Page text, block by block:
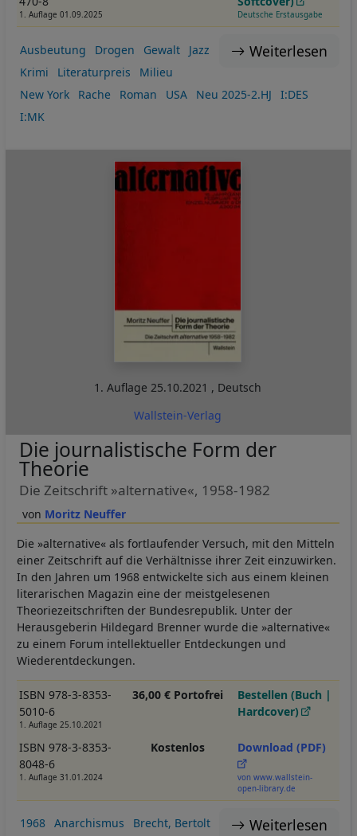
1. Auflage 01.09.2025 Deutsche Erstausgabe
Weiterlesen
Ausbeutung Drogen Gewalt
Jazz
Krimi
Literaturpreis
Milieu
New York
Rache Roman USA Neu 2025-2.HJ
I:DES
I:MK
1. Auflage25.10.2021 , Deutsch
Wallstein-Verlag
Moritz Neuffer
Die journalistische Form der
Theorie
Die Zeitschrift »alternative«, 1958-1982
Die »alternative« als fortlaufender Versuch, mit den Mitteln
einer Zeitschrift auf die Verhältnisse ihrer Zeit einzuwirken.
In den Jahren um 1968 entwickelte sich aus einem kleinen
literarischen Magazin eine der meistgelesenen
Theoriezeitschriften der Bundesrepublik. Unter der
Herausgeberin Hildegard Brenner wurde die »alternative«
zu einem Forum intellektueller Entdeckungen und
Wiederentdeckungen.
ISBN 978-3-8353-
5010-6
1. Auflage 25.10.2021
36,00 € Portofrei
Bestellen (Buch |
Hardcover)
ISBN 978-3-8353-
8048-6
1. Auflage 31.01.2024
Kostenlos Download (PDF)
von www.wallstein-
open-library.de
Weiterlesen
1968 Anarchismus
Brecht, Bertolt
Cookies